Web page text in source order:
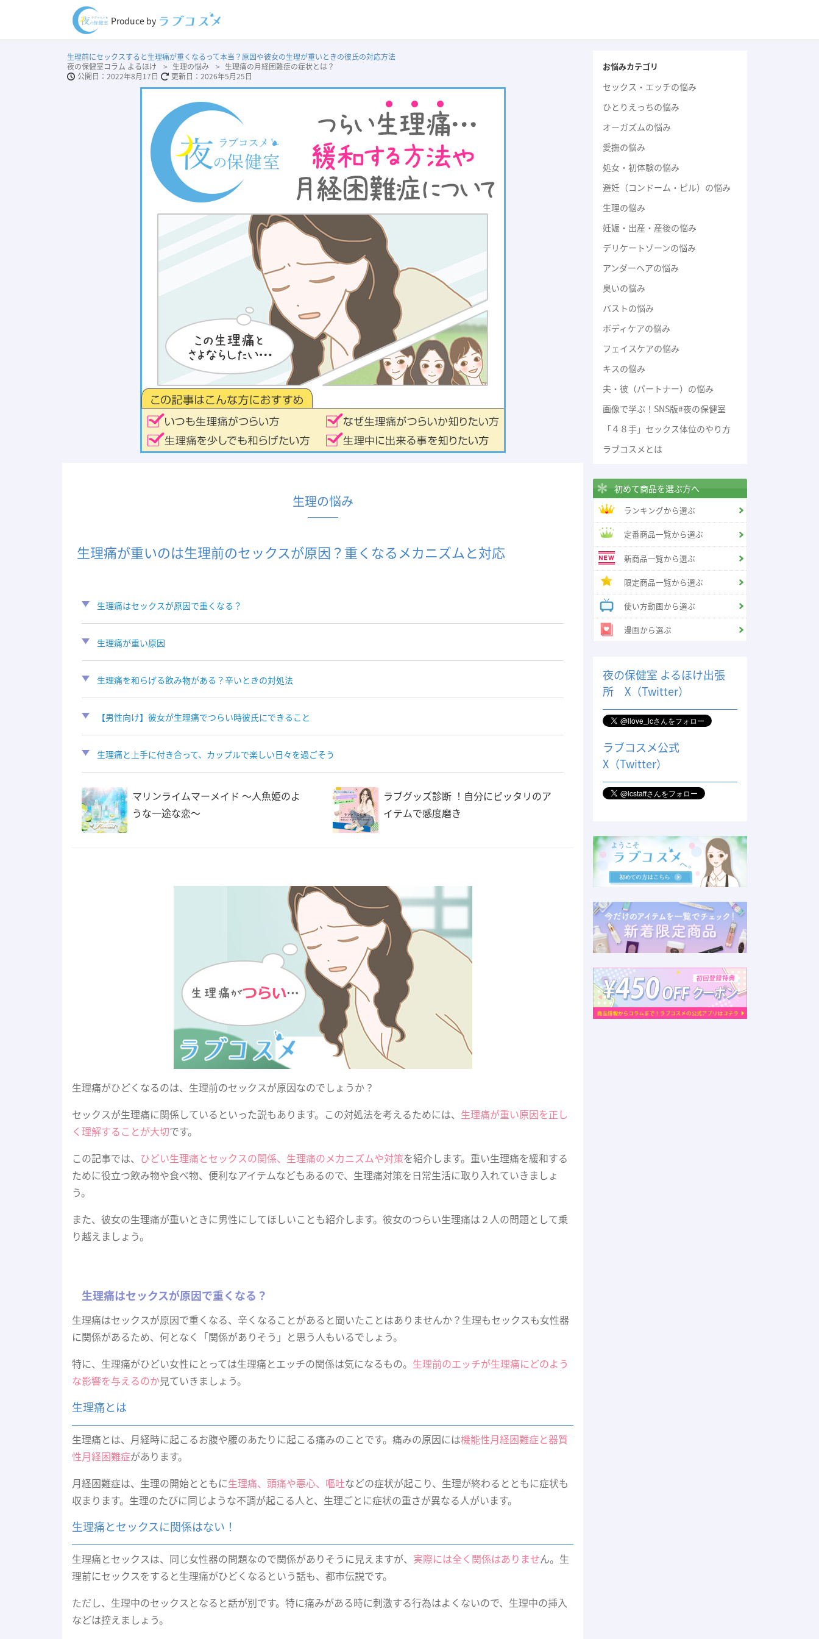
Produce by
生理前にセックスすると生理痛が重くなるって本当？原因や彼女の生理が重いときの彼氏の対応方法
夜の保健室コラム よるほけ
生理の悩み
生理痛の月経困難症の症状とは？
2022年8月17日
2026年5月25日
生理の悩み
生理痛が重いのは生理前のセックスが原因？重くなるメカニズムと対応
生理痛はセックスが原因で重くなる？
生理痛が重い原因
生理痛を和らげる飲み物がある？辛いときの対処法
【男性向け】彼女が生理痛でつらい時彼氏にできること
生理痛と上手に付き合って、カップルで楽しい日々を過ごそう
マリンライムマーメイド 〜人魚姫のよ
うな一途な恋〜
ラブグッズ診断 ！自分にピッタリのア
イテムで感度磨き
生理痛がひどくなるのは、生理前のセックスが原因なのでしょうか？
セックスが生理痛に関係しているといった説もあります。この対処法を考えるためには、 生理痛が重い原因を正し
く理解することが大切です。
この記事では、 ひどい生理痛とセックスの関係、生理痛のメカニズムや対策を紹介します。重い生理痛を緩和する
ために役立つ飲み物や食べ物、便利なアイテムなどもあるので、生理痛対策を日常生活に取り入れていきましょ
う。
また、彼女の生理痛が重いときに男性にしてほしいことも紹介します。彼女のつらい生理痛は２人の問題として乗
り越えましょう。
生理痛はセックスが原因で重くなる？
生理痛はセックスが原因で重くなる、辛くなることがあると聞いたことはありませんか？生理もセックスも女性器
に関係があるため、何となく「関係がありそう」と思う人もいるでしょう。
特に、生理痛がひどい女性にとっては生理痛とエッチの関係は気になるもの。 生理前のエッチが生理痛にどのよう
な影響を与えるのか見ていきましょう。
生理痛とは
生理痛とは、月経時に起こるお腹や腰のあたりに起こる痛みのことです。痛みの原因には機能性月経困難症と器質
性月経困難症があります。
月経困難症は、生理の開始とともに生理痛、頭痛や悪心、嘔吐などの症状が起こり、生理が終わるとともに症状も
収まります。生理のたびに同じような不調が起こる人と、生理ごとに症状の重さが異なる人がいます。
生理痛とセックスに関係はない！
生理痛とセックスは、同じ女性器の問題なので関係がありそうに見えますが、 実際には全く関係はありません。生
理前にセックスをすると生理痛がひどくなるという話も、都市伝説です。
ただし、生理中のセックスとなると話が別です。特に痛みがある時に刺激する行為はよくないので、生理中の挿入
などは控えましょう。
お悩みカテゴリ
セックス・エッチの悩み
ひとりえっちの悩み
オーガズムの悩み
愛撫の悩み
処女・初体験の悩み
避妊（コンドーム・ピル）の悩み
生理の悩み
妊娠・出産・産後の悩み
デリケートゾーンの悩み
アンダーヘアの悩み
臭いの悩み
バストの悩み
ボディケアの悩み
フェイスケアの悩み
キスの悩み
夫・彼（パートナー）の悩み
画像で学ぶ！SNS版#夜の保健室
「４８手」セックス体位のやり方
ラブコスメとは
初めて商品を選ぶ方へ
ランキングから選ぶ
定番商品一覧から選ぶ
新商品一覧から選ぶ
限定商品一覧から選ぶ
使い方動画から選ぶ
漫画から選ぶ
夜の保健室 よるほけ出張
所 X（Twitter）
ラブコスメ公式
X（Twitter）